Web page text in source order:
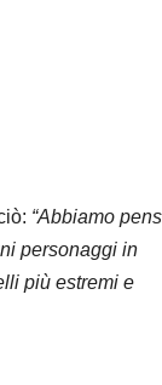
“Abbiamo
personaggi in
più estremi e